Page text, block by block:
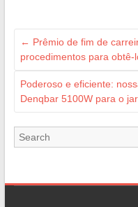
← Prêmio de fim de
procedimentos para obtê-
Poderoso e eficiente:
Denqbar 5100W para o